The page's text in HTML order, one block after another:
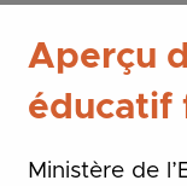
Aperçu
éducatif
Ministère de